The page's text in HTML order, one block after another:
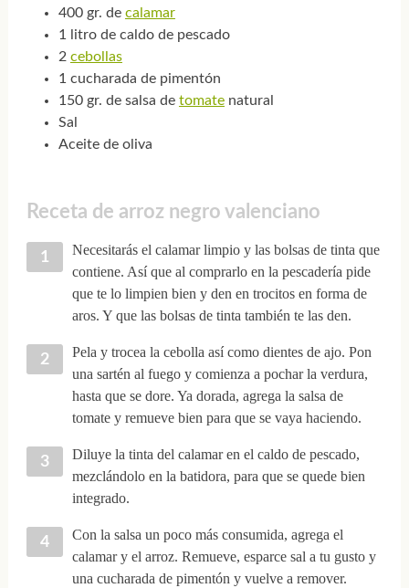
400 gr. de calamar
1 litro de caldo de pescado
2 cebollas
1 cucharada de pimentón
150 gr. de salsa de tomatenatural
Sal
Aceite de oliva
Receta de arroz negro valenciano
Necesitarás el calamar limpio y las bolsas de tinta que
contiene. Así que al comprarlo en la pescadería pide
que te lo limpien bien y den en trocitos en forma de
aros. Y que las bolsas de tinta también te las den.
Pela y trocea la cebolla así como dientes de ajo. Pon
una sartén al fuego y comienza a pochar la verdura,
hasta que se dore. Ya dorada, agrega la salsa de
tomate y remueve bien para que se vaya haciendo.
Diluye la tinta del calamar en el caldo de pescado,
mezclándolo en la batidora, para que se quede bien
integrado.
Con la salsa un poco más consumida, agrega el
calamar y el arroz. Remueve, esparce sal a tu gusto y
una cucharada de pimentón y vuelve a remover.